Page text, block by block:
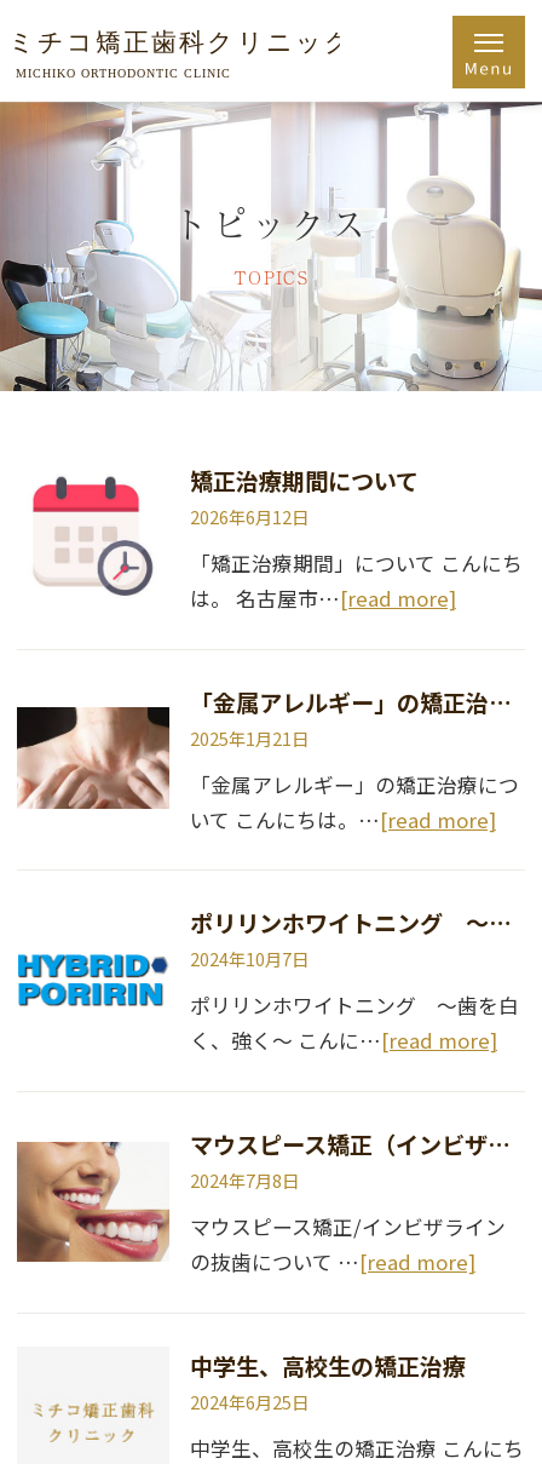
トピックス
TOPICS
矯正治療期間について
2026年6月12日
「矯正治療期間」について こんにち
は。 名古屋市…[read more]
「金属アレルギー」の矯正治療について
2025年1月21日
「金属アレルギー」の矯正治療につ
いて こんにちは。…[read more]
ポリリンホワイトニング 〜歯を白く、強く〜
2024年10月7日
ポリリンホワイトニング 〜歯を白
く、強く〜 こんに…[read more]
マウスピース矯正（インビザライン）の抜歯について
2024年7月8日
マウスピース矯正/インビザライン
の抜歯について …[read more]
中学生、高校生の矯正治療
2024年6月25日
中学生、高校生の矯正治療 こんにち